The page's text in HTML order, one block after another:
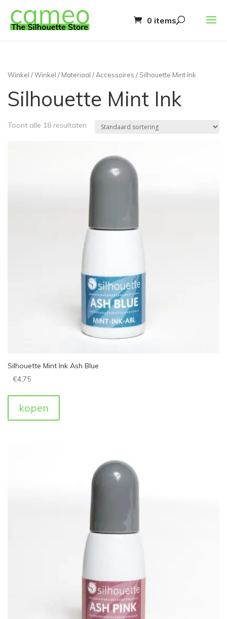
0 items
Winkel /Winkel / Materiaal / Accessoires / Silhouette Mint Ink
Silhouette Mint Ink
Toont alle 18 resultaten
Silhouette Mint Ink Ash Blue
€4,75
kopen